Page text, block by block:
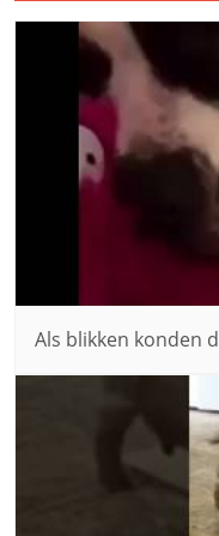
Als blikken konden